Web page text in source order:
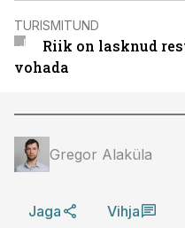
TURISMITUND
Riik on lasknud
vohada
Gregor Alaküla
Jaga Vihja